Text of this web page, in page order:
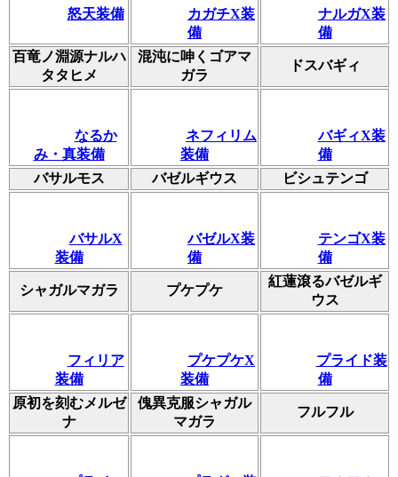
怒天装備
カガチX装
備
ナルガX装
備
百竜ノ淵源ナルハ
タタヒメ
混沌に呻くゴアマ
ガラ
ドスバギィ
なるか
み・真装備
ネフィリム
装備
バギィX装
備
バサルモス
バゼルギウス ビシュテンゴ
バサルX
装備
バゼルX装
備
テンゴX装
備
シャガルマガラ プケプケ
紅蓮滾るバゼルギ
ウス
フィリア
装備
プケプケX
装備
プライド装
備
原初を刻むメルゼ
ナ
傀異克服シャガル
マガラ
フルフル